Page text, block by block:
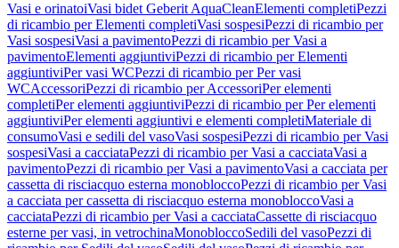
Vasi e orinatoiVasi bidet Geberit AquaCleanElementi completiPezzi
di ricambio per Elementi completiVasi sospesiPezzi di ricambio per
Vasi sospesiVasi a pavimentoPezzi di ricambio per Vasi a
pavimentoElementi aggiuntiviPezzi di ricambio per Elementi
aggiuntiviPer vasi WCPezzi di ricambio per Per vasi
WCAccessoriPezzi di ricambio per AccessoriPer elementi
completiPer elementi aggiuntiviPezzi di ricambio per Per elementi
aggiuntiviPer elementi aggiuntivi e elementi completiMateriale di
consumoVasi e sedili del vasoVasi sospesiPezzi di ricambio per Vasi
sospesiVasi a cacciataPezzi di ricambio per Vasi a cacciataVasi a
pavimentoPezzi di ricambio per Vasi a pavimentoVasi a cacciata per
cassetta di risciacquo esterna monobloccoPezzi di ricambio per Vasi
a cacciata per cassetta di risciacquo esterna monobloccoVasi a
cacciataPezzi di ricambio per Vasi a cacciataCassette di risciacquo
esterne per vasi, in vetrochinaMonobloccoSedili del vasoPezzi di